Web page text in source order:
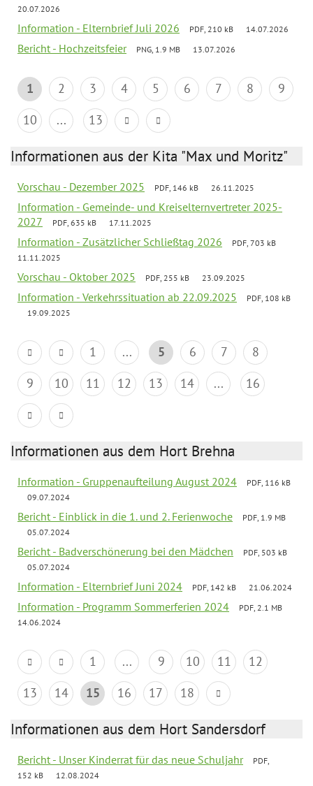
20.07.2026
Information - Elternbrief Juli 2026 PDF, 210 kB 14.07.2026
Bericht - Hochzeitsfeier PNG, 1.9 MB 13.07.2026
1 2 3 4 5 6 7 8
9
10
... 13
Informationen aus der Kita "Max und Moritz"
Vorschau - Dezember 2025 PDF, 146 kB 26.11.2025
Information - Gemeinde- und Kreiselternvertreter 2025-
2027
PDF, 635 kB 17.11.2025
Information - Zusätzlicher Schließtag 2026
PDF, 703 kB
11.11.2025
Vorschau - Oktober 2025 PDF, 255 kB 23.09.2025
Information - Verkehrssituation ab 22.09.2025
PDF, 108 kB
19.09.2025
1 ... 5 6 7
8
9
10 11 12 13 14 ... 16
Informationen aus dem Hort Brehna
Information - Gruppenaufteilung August 2024
PDF, 116 kB
09.07.2024
Bericht - Einblick in die 1. und 2. Ferienwoche
PDF, 1.9 MB
05.07.2024
Bericht - Badverschönerung bei den Mädchen
PDF, 503 kB
05.07.2024
Information - Elternbrief Juni 2024 PDF, 142 kB 21.06.2024
Information - Programm Sommerferien 2024
PDF, 2.1 MB
14.06.2024
1 ... 9 10 11
12
13
14 15 16 17 18
Informationen aus dem Hort Sandersdorf
Bericht - Unser Kinderrat für das neue Schuljahr
PDF,
152 kB
12.08.2024